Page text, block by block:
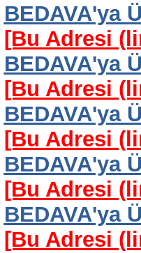
BEDAVA'ya
[Bu Adresi
BEDAVA'ya
[Bu Adresi
BEDAVA'ya
[Bu Adresi
BEDAVA'ya
[Bu Adresi
BEDAVA'ya
[Bu Adresi